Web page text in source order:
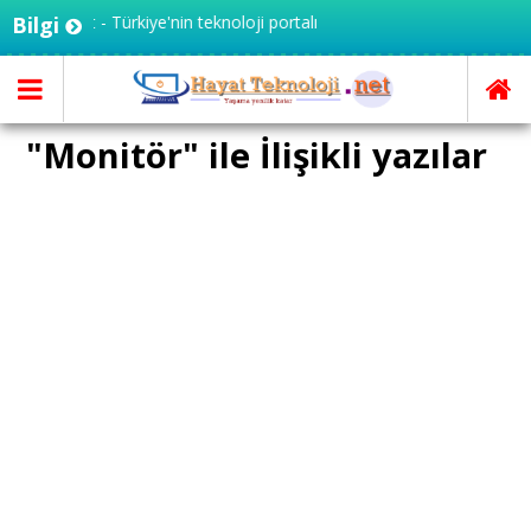
Bilgi - Türkiye'nin teknoloji portalı
"Monitör" ile İlişikli yazılar